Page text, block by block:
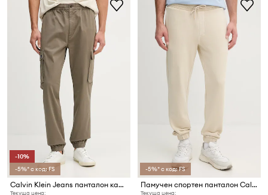
-10%
-5%* с код: FS
Calvin Klein Jeans панталон карго мъжки от памук с еластан
Текуща цена:
-5%* с код: FS
Памучен спортен панталон Calvin Klein Jeans
Текуща цена: